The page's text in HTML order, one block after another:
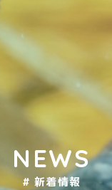
NEWS
# 新着情報